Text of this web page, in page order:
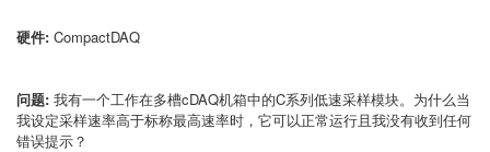
硬件: CompactDAQ
问题: 我有一个工作在多槽cDAQ机箱中的C系列低速采样模块。为什么当
我设定采样速率高于标称最高速率时，它可以正常运行且我没有收到任何
错误提示？